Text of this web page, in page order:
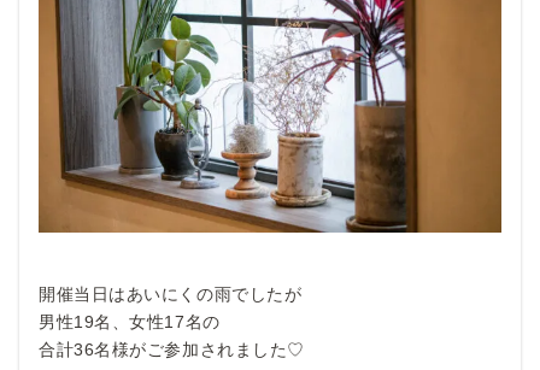
開催当日はあいにくの雨でしたが
男性19名、女性17名の
合計36名様がご参加されました♡